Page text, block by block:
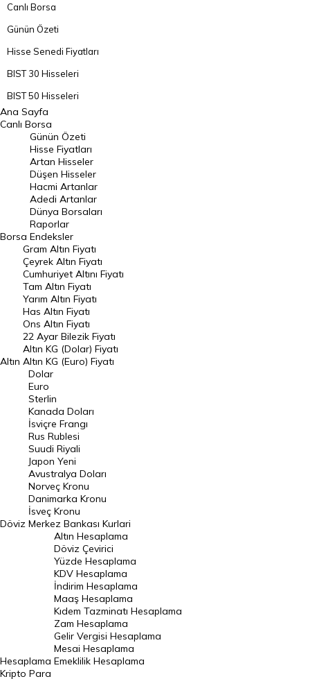
Canlı Borsa
Günün Özeti
Hisse Senedi Fiyatları
BIST 30 Hisseleri
BIST 50 Hisseleri
BIST 100 Hisseleri
En Çok Artan Hisseler
En Çok Düşen Hisseler
Hacmi Artanlar
Geçmiş Kapanışlar
Dünya Borsaları
Raporlar
Endeksler
DÖVİZ
Döviz Kuru
Dolar Kuru
Euro Kuru
Pound Kuru
Frank Kuru
Riyal Kuru
Avustralya Doları
Danimarka Kronu Kuru
Kanada Doları Kuru
Norveç Kronu Kuru
İsveç Kronu Kuru
Japon Yeni Kuru
Serbest Piyasa Döviz Kurları
Merkez Bankası Döviz Kurları
Altın Fiyatları
Ana Sayfa
Canlı Borsa
Borsa
Günün Özeti
Hisse Fiyatları
Artan Hisseler
Düşen Hisseler
Hacmi Artanlar
Adedi Artanlar
Dünya Borsaları
Raporlar
Endeksler
Altın
Gram Altın Fiyatı
Çeyrek Altın Fiyatı
Cumhuriyet Altını Fiyatı
Tam Altın Fiyatı
Yarım Altın Fiyatı
Has Altın Fiyatı
Ons Altın Fiyatı
22 Ayar Bilezik Fiyatı
Altın KG (Dolar) Fiyatı
Altın KG (Euro) Fiyatı
Döviz
Dolar
Euro
Sterlin
Kanada Doları
İsviçre Frangı
Rus Rublesi
Suudi Riyali
Japon Yeni
Avustralya Doları
Norveç Kronu
Danimarka Kronu
İsveç Kronu
Merkez Bankası Kurlari
Hesaplama
Altın Hesaplama
Döviz Çevirici
Yüzde Hesaplama
KDV Hesaplama
İndirim Hesaplama
Maaş Hesaplama
Kıdem Tazminatı Hesaplama
Zam Hesaplama
Gelir Vergisi Hesaplama
Mesai Hesaplama
Emeklilik Hesaplama
Kripto Para